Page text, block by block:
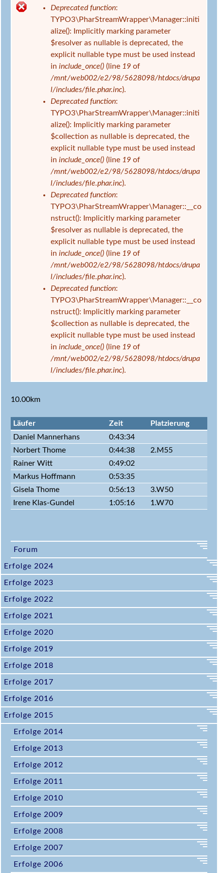
Deprecated function:
TYPO3\PharStreamWrapper\Manager::initi
alize(): Implicitly marking parameter
$resolver as nullable is deprecated, the
explicit nullable type must be used instead
in include_once() (line 19 of
/mnt/web002/e2/98/5628098/htdocs/drupa
l/includes/file.phar.inc).
Deprecated function:
TYPO3\PharStreamWrapper\Manager::initi
alize(): Implicitly marking parameter
$collection as nullable is deprecated, the
explicit nullable type must be used instead
in include_once() (line 19 of
/mnt/web002/e2/98/5628098/htdocs/drupa
l/includes/file.phar.inc).
Deprecated function:
TYPO3\PharStreamWrapper\Manager::__co
nstruct(): Implicitly marking parameter
$resolver as nullable is deprecated, the
explicit nullable type must be used instead
in include_once() (line 19 of
/mnt/web002/e2/98/5628098/htdocs/drupa
l/includes/file.phar.inc).
Deprecated function:
TYPO3\PharStreamWrapper\Manager::__co
nstruct(): Implicitly marking parameter
$collection as nullable is deprecated, the
explicit nullable type must be used instead
in include_once() (line 19 of
/mnt/web002/e2/98/5628098/htdocs/drupa
l/includes/file.phar.inc).
10.00km
Läufer Zeit
Platzierung
Daniel Mannerhans
0:43:34
Norbert Thome
0:44:38
2.M55
Rainer Witt
0:49:02
Markus Hoffmann
0:53:35
Gisela Thome
0:56:13
3.W50
Irene Klas-Gundel
1:05:16 1.W70
Forum
Erfolge 2024
Erfolge 2023
Erfolge 2022
Erfolge 2021
Erfolge 2020
Erfolge 2019
Erfolge 2018
Erfolge 2017
Erfolge 2016
Erfolge 2015
Erfolge 2014
Erfolge 2013
Erfolge 2012
Erfolge 2011
Erfolge 2010
Erfolge 2009
Erfolge 2008
Erfolge 2007
Erfolge 2006